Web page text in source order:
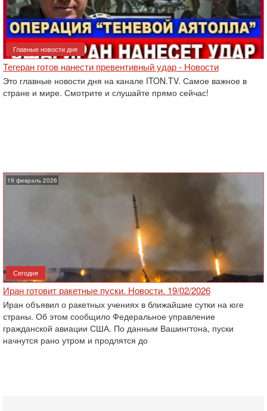
Главные новости дня
Тегеран готов нанести превентивный удар - Новости
Это главные новости дня на канале ITON.TV. Самое важное в
стране и мире. Смотрите и слушайте прямо сейчас!
19 февраль 2026
Сегодня
Иран готовит ракетные пуски. Новости. 19/02/2026
Иран объявил о ракетных учениях в ближайшие сутки на юге
страны. Об этом сообщило Федеральное управление
гражданской авиации США. По данным Вашингтона, пуски
начнутся рано утром и продлятся до